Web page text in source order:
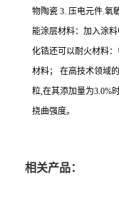
物陶瓷 3. 压电元件.氧
能涂层材料：加入涂
化锆还可以耐火材料
材料； 在高技术领域
粒,在其添加量为3.0%
挠曲强度。
相关产品：